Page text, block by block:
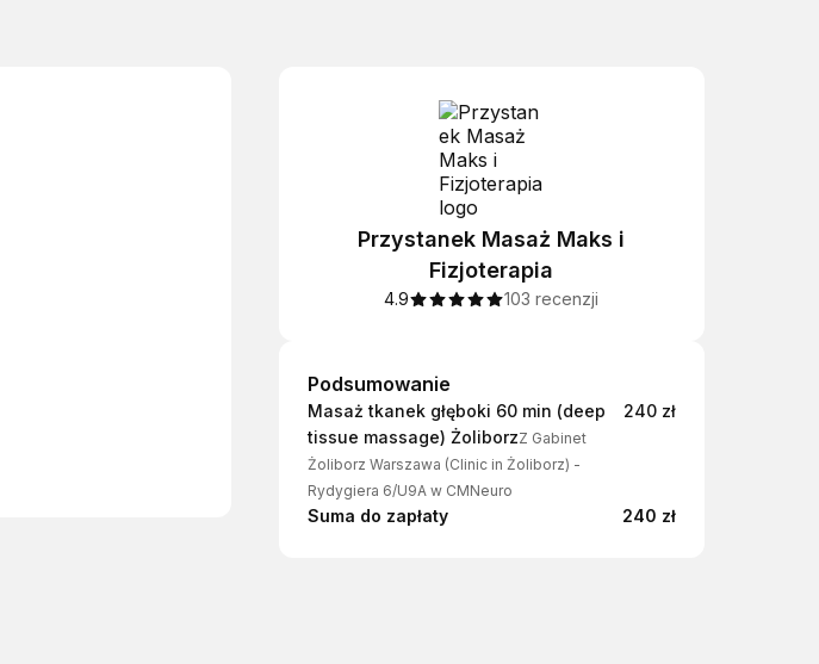
Przystanek Masaż Maks i
Fizjoterapia
4.9 103 recenzji
Podsumowanie
Podsumowanie
Masaż tkanek głęboki 60 min (deep
tissue massage) ŻoliborzZ Gabinet
Żoliborz Warszawa (Clinic in Żoliborz) -
Rydygiera 6/U9A w CMNeuro
240 zł
Suma do zapłaty 240 zł